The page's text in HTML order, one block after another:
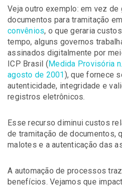
Veja outro exemplo: em vez
documentos para tramitação
convênios, o que geraria
tempo, alguns governos
assinados digitalmente por
ICP Brasil (Medida Provisória
agosto de 2001), que fornece
autenticidade, integridade e
registros eletrônicos.
Esse recurso diminui custos
de tramitação de documentos,
malotes e a autenticação das
A automação de processos
benefícios. Vejamos que